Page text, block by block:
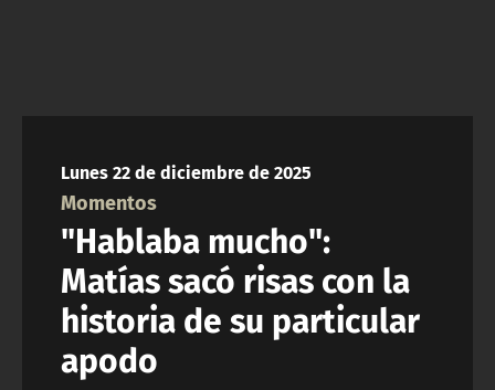
Lunes 22 de diciembre de 2025
Momentos
"Hablaba mucho":
Matías sacó risas con la
historia de su particular
apodo